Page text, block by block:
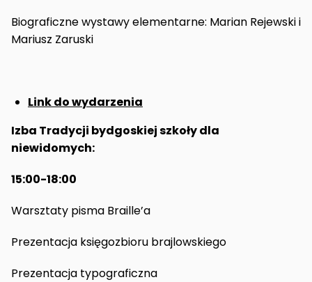
Biograficzne wystawy elementarne: Marian Rejewski i
Mariusz Zaruski
Link do wydarzenia
Izba Tradycji bydgoskiej szkoły dla
niewidomych:
15:00-18:00
Warsztaty pisma Braille’a
Prezentacja księgozbioru brajlowskiego
Prezentacja typograficzna